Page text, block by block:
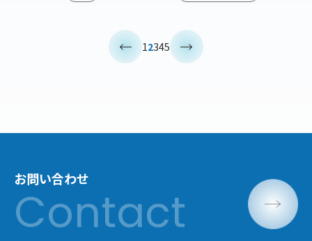
12345
お問い合わせ